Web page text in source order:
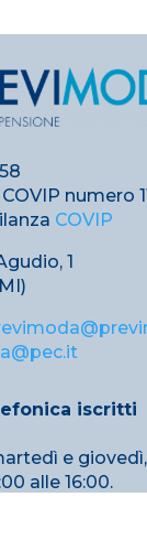
numero
COVIP
1
iscritti
e giovedì,
alle 16:00.